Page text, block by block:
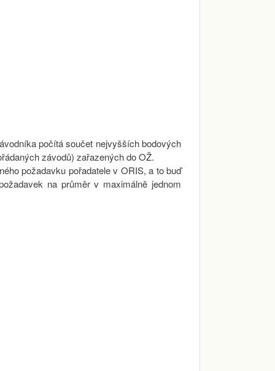
počítá součet nejvyšších bodových
závodů) zařazených do OŽ.
požadavku pořadatele v ORIS, a to buď
na průměr v maximálně jednom